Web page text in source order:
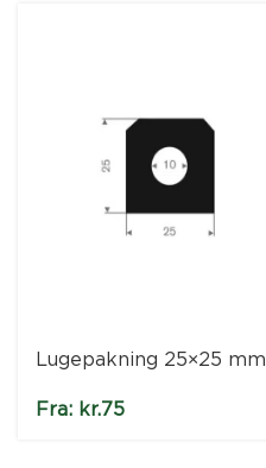
Lugepakning 25×25 mm
Fra: kr.75